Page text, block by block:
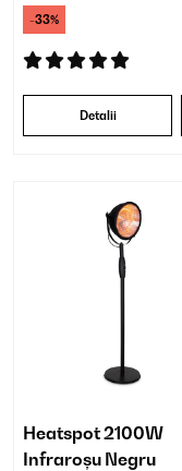
-33%
Detalii
Heatspot 2100W
Infraroșu Negru